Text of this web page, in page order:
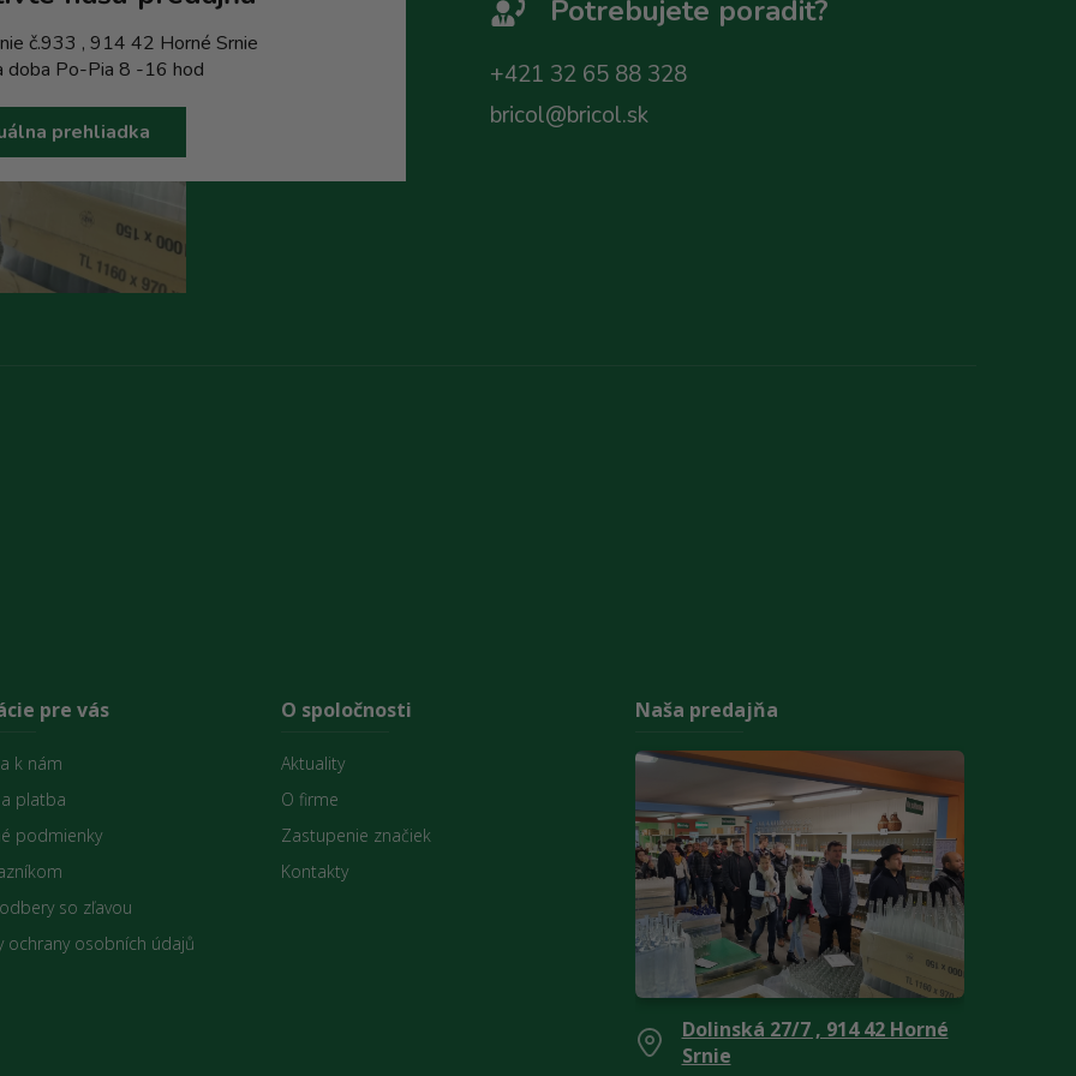
č.933 , 914 42 Horné Srnie
doba Po-Pia 8 -16 hod
prehliadka
Potrebujete poradit?
+421 32 65 88 328
bricol@bricol.sk
pre vás
k nám
platba
podmienky
so zľavou
ochrany osobních údajů
O spoločnosti
Aktuality
O firme
Zastupenie značiek
Kontakty
Naša predajňa
Dolinská 27/7 , 914 42 Horné
Srnie